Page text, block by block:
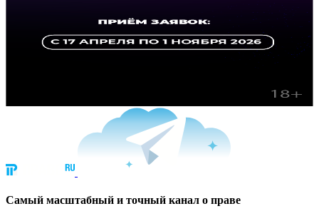
Cамый масштабный и точный канал о праве